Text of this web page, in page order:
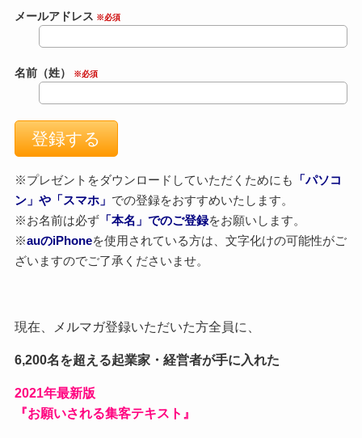
メールアドレス ※必須
名前（姓） ※必須
※プレゼントをダウンロードしていただくためにも
「パソコ
ン」や「スマホ」 での登録をおすすめいたします。
※お名前は必ず「本名」でのご登録をお願いします。
※auのiPhoneを使用されている方は、文字化けの可能性がご
ざいますのでご了承くださいませ。
現在、メルマガ登録いただいた方全員に、
6,200名を超える起業家・経営者が手に入れた
2021年最新版
『お願いされる集客テキスト』